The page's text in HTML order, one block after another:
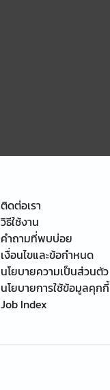
ติดต่อเรา
วิธีใช้งาน
คำถามที่พบบ่อย
เงื่อนไขและข้อกำหนด
นโยบายความเป็นส่วนตัว
นโยบายการใช้ข้อมูลคุกกี้
Job Index